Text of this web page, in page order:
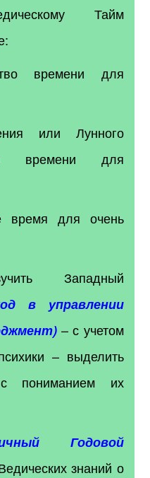
Тайм
времени для
или Лунного
времени для
время для очень
Западный
в управлении
– с учетом
– выделить
пониманием их
Годовой
знаний о